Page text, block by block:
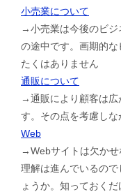
小売業について
→小売業は今後のビジ
の途中です。画期的
たくはありません
通販について
→通販により顧客は広
す。その点を考慮し
Web
→Webサイトは欠かせ
理解は進んでいるの
ょうか。知っておく